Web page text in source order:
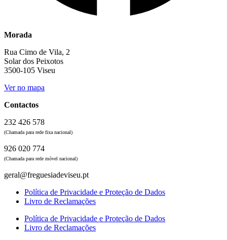
Morada
Rua Cimo de Vila, 2
Solar dos Peixotos
3500-105 Viseu
Ver no mapa
Contactos
232 426 578
(Chamada para rede fixa nacional)
926 020 774
(Chamada para rede móvel nacional)
geral@freguesiadeviseu.pt
Política de Privacidade e Proteção de Dados
Livro de Reclamações
Política de Privacidade e Proteção de Dados
Livro de Reclamações